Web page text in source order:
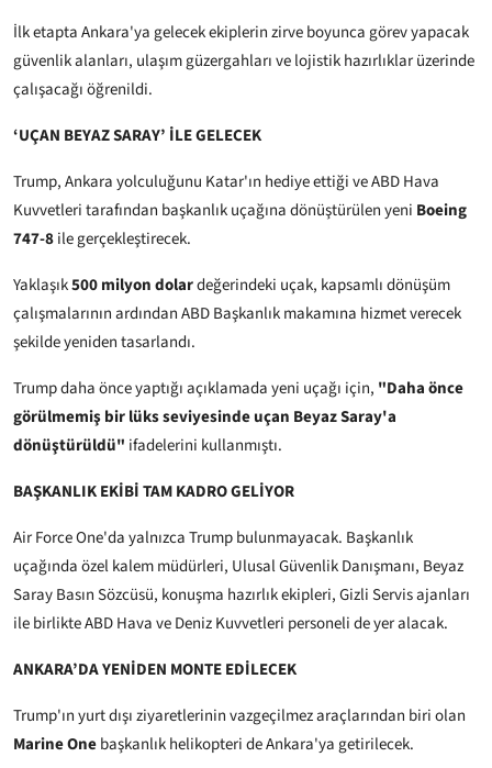
İlk etapta Ankara'ya gelecek ekiplerin zirve boyunca görev yapacak
güvenlik alanları, ulaşım güzergahları ve lojistik hazırlıklar üzerinde
çalışacağı öğrenildi.
‘UÇAN BEYAZ SARAY’ İLE GELECEK
Trump, Ankara yolculuğunu Katar'ın hediye ettiği ve ABD Hava
Kuvvetleri tarafından başkanlık uçağına dönüştürülen yeni Boeing
747-8ile gerçekleştirecek.
Yaklaşık500 milyon dolardeğerindeki uçak, kapsamlı dönüşüm
çalışmalarının ardından ABD Başkanlık makamına hizmet verecek
şekilde yeniden tasarlandı.
Trump daha önce yaptığı açıklamada yeni uçağı için, "Daha önce
görülmemiş bir lüks seviyesinde uçan Beyaz Saray'a
dönüştürüldü" ifadelerini kullanmıştı.
BAŞKANLIK EKİBİ TAM KADRO GELİYOR
Air Force One'da yalnızca Trump bulunmayacak. Başkanlık
uçağında özel kalem müdürleri, Ulusal Güvenlik Danışmanı, Beyaz
Saray Basın Sözcüsü, konuşma hazırlık ekipleri, Gizli Servis ajanları
ile birlikte ABD Hava ve Deniz Kuvvetleri personeli de yer alacak.
ANKARA’DA YENİDEN MONTE EDİLECEK
Trump'ın yurt dışı ziyaretlerinin vazgeçilmez araçlarından biri olan
Marine Onebaşkanlık helikopteri de Ankara'ya getirilecek.